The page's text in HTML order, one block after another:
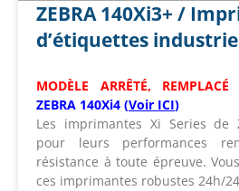
ZEBRA 140Xi3+ /
d’étiquettes
MODÈLE ARRÊTÉ,
ZEBRA 140Xi4 (Voir ICI)
Les imprimantes Xi Series de
pour leurs performances
résistance à toute épreuve.
ces imprimantes robustes 24h/